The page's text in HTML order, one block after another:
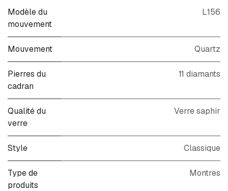
Modèle du
mouvement
L156
Mouvement Quartz
Pierres du
cadran
11 diamants
Qualité du
verre
Verre saphir
Style Classique
Type de
produits
Montres